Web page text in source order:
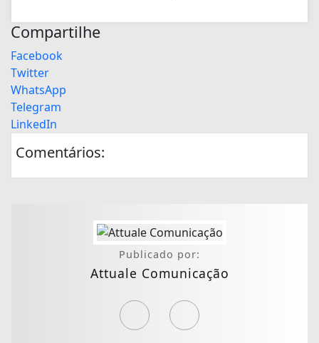
Compartilhe
Facebook
Twitter
WhatsApp
Telegram
LinkedIn
Comentários:
Publicado por:
Attuale Comunicação